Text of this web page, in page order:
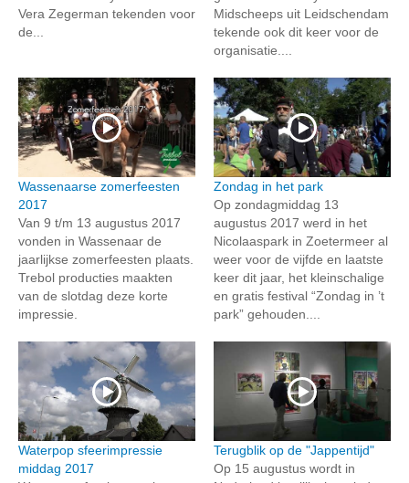
Vera Zegerman tekenden voor
de...
Midscheeps uit Leidschendam
tekende ook dit keer voor de
organisatie....
Wassenaarse zomerfeesten
2017
Van 9 t/m 13 augustus 2017
vonden in Wassenaar de
jaarlijkse zomerfeesten plaats.
Trebol producties maakten
van de slotdag deze korte
impressie.
Zondag in het park
Op zondagmiddag 13
augustus 2017 werd in het
Nicolaaspark in Zoetermeer al
weer voor de vijfde en laatste
keer dit jaar, het kleinschalige
en gratis festival “Zondag in ’t
park” gehouden....
Waterpop sfeerimpressie
middag 2017
Terugblik op de "Jappentijd"
Op 15 augustus wordt in